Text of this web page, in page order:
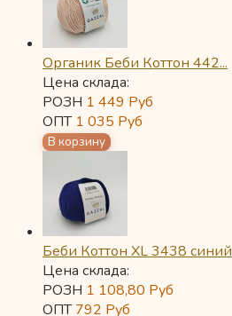
Органик Беби Коттон 442...
Цена склада:
РОЗН 1 449 Руб
ОПТ 1 035 Руб
Беби Коттон XL 3438 синий
Цена склада:
РОЗН 1 108,80 Руб
ОПТ792 Руб